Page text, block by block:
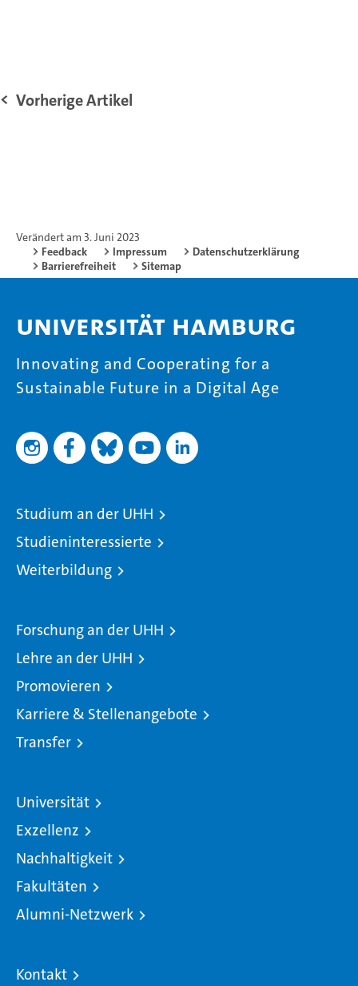
Vorherige Artikel
Verändert am 3. Juni 2023
Feedback
Impressum
Datenschutzerklärung
Barrierefreiheit
Sitemap
Universität Hamburg
Innovating and Cooperating for a
Sustainable Future in a Digital Age
Studium an der UHH
Studieninteressierte
Weiterbildung
Forschung an der UHH
Lehre an der UHH
Promovieren
Karriere & Stellenangebote
Transfer
Universität
Exzellenz
Nachhaltigkeit
Fakultäten
Alumni-Netzwerk
Kontakt